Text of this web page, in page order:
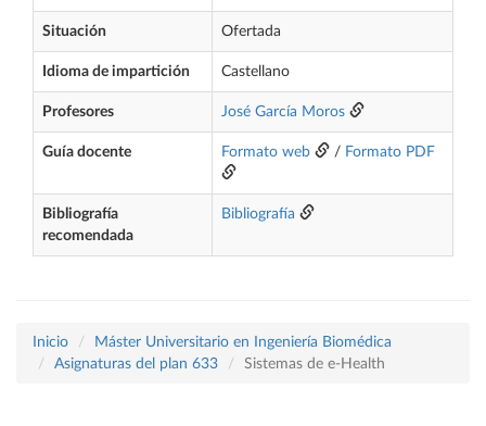
Situación Ofertada
Idioma de impartición Castellano
Profesores José García Moros
Guía docente Formato web / Formato PDF
Bibliografía
recomendada
Bibliografía
Inicio
Máster Universitario en Ingeniería Biomédica
Asignaturas del plan 633
Sistemas de e-Health